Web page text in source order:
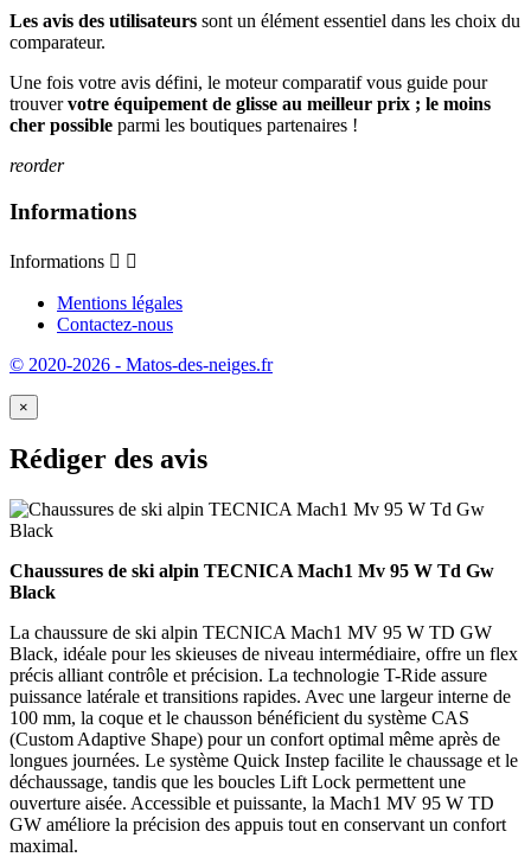
Les avis des utilisateurs sont un élément essentiel dans les choix du
comparateur.
Une fois votre avis défini, le moteur comparatif vous guide pour
trouvervotre équipement de glisse au meilleur prix ; le moins
cher possible parmi les boutiques partenaires !
reorder
Informations
Informations  
Mentions légales
Contactez-nous
© 2020-2026 - Matos-des-neiges.fr
×
Rédiger des avis
Chaussures de ski alpin TECNICA Mach1 Mv 95 W Td Gw
Black
La chaussure de ski alpin TECNICA Mach1 MV 95 W TD GW
Black, idéale pour les skieuses de niveau intermédiaire, offre un flex
précis alliant contrôle et précision. La technologie T-Ride assure
puissance latérale et transitions rapides. Avec une largeur interne de
100 mm, la coque et le chausson bénéficient du système CAS
(Custom Adaptive Shape) pour un confort optimal même après de
longues journées. Le système Quick Instep facilite le chaussage et le
déchaussage, tandis que les boucles Lift Lock permettent une
ouverture aisée. Accessible et puissante, la Mach1 MV 95 W TD
GW améliore la précision des appuis tout en conservant un confort
maximal.